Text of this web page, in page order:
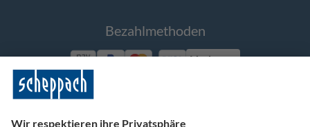
Bezahlmethoden
Vorkasse
Folge uns auf Social Media